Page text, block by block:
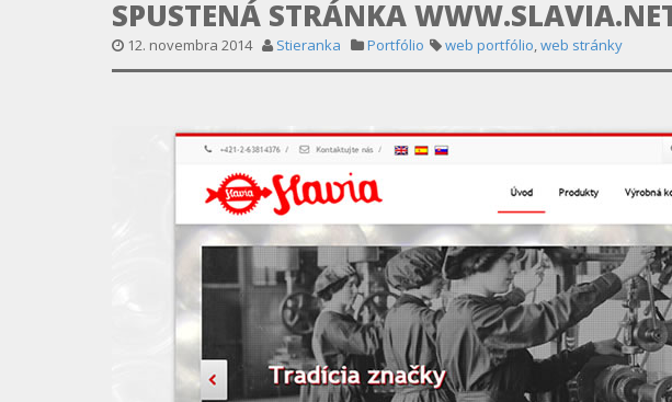
SPUSTENÁ STRÁNKA
12. novembra 2014 Stieranka Portfólio web portfólio,web stránky